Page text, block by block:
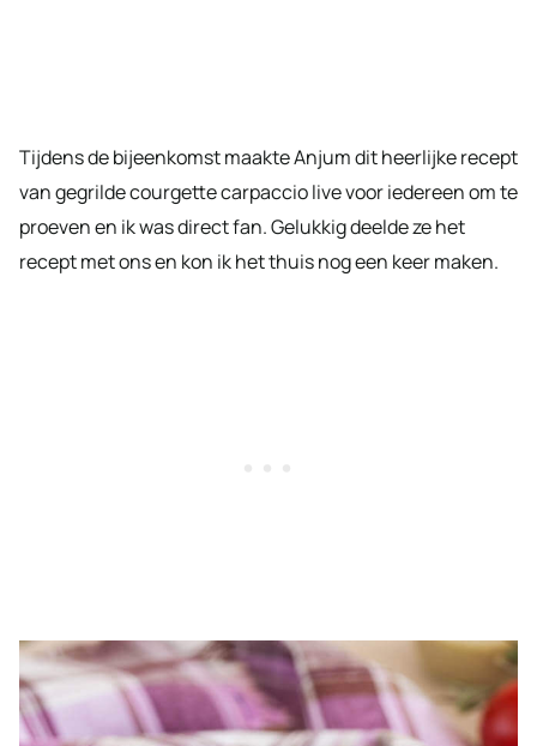
Tijdens de bijeenkomst maakte Anjum dit heerlijke recept
van gegrilde courgette carpaccio live voor iedereen om te
proeven en ik was direct fan. Gelukkig deelde ze het
recept met ons en kon ik het thuis nog een keer maken.